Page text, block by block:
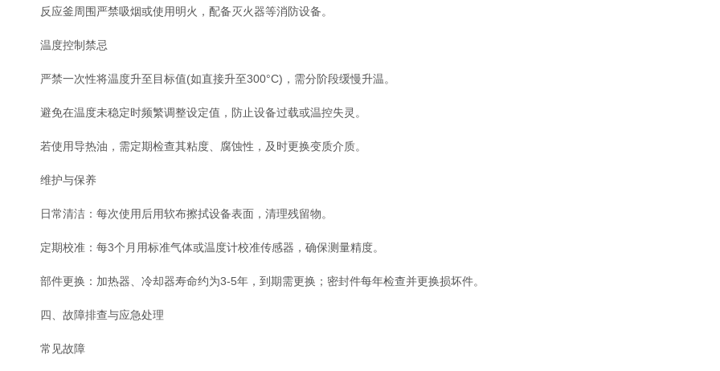
反应釜周围严禁吸烟或使用明火，配备灭火器等消防设备。
温度控制禁忌
严禁一次性将温度升至目标值(如直接升至300°C)，需分阶段缓慢升温。
避免在温度未稳定时频繁调整设定值，防止设备过载或温控失灵。
若使用导热油，需定期检查其粘度、腐蚀性，及时更换变质介质。
维护与保养
日常清洁：每次使用后用软布擦拭设备表面，清理残留物。
定期校准：每3个月用标准气体或温度计校准传感器，确保测量精度。
部件更换：加热器、冷却器寿命约为3-5年，到期需更换；密封件每年检查并更换损坏件。
四、故障排查与应急处理
常见故障